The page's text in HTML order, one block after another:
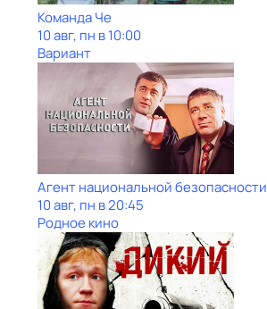
Команда Че
10 авг, пн в 10:00
Вариант
Агент национальной безопасности
10 авг, пн в 20:45
Родное кино